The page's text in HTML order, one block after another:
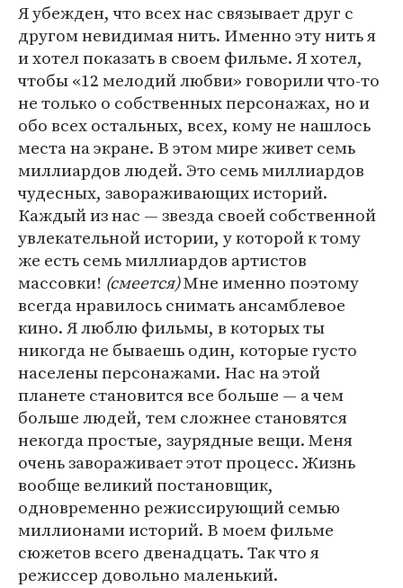
Я убежден, что всех нас связывает друг с
другом невидимая нить. Именно эту нить я
и хотел показать в своем фильме. Я хотел,
чтобы «12 мелодий любви» говорили что-то
не только о собственных персонажах, но и
обо всех остальных, всех, кому не нашлось
места на экране. В этом мире живет семь
миллиардов людей. Это семь миллиардов
чудесных, завораживающих историй.
Каждый из нас — звезда своей собственной
увлекательной истории, у которой к тому
же есть семь миллиардов артистов
массовки! (смеется)Мне именно поэтому
всегда нравилось снимать ансамблевое
кино. Я люблю фильмы, в которых ты
никогда не бываешь один, которые густо
населены персонажами. Нас на этой
планете становится все больше — а чем
больше людей, тем сложнее становятся
некогда простые, заурядные вещи. Меня
очень завораживает этот процесс. Жизнь
вообще великий постановщик,
одновременно режиссирующий семью
миллионами историй. В моем фильме
сюжетов всего двенадцать. Так что я
режиссер довольно маленький.